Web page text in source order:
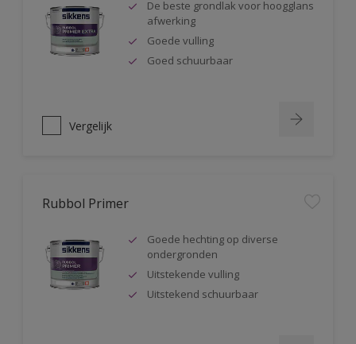
De beste grondlak voor hoogglans
afwerking
Goede vulling
Goed schuurbaar
Vergelijk
Rubbol Primer
Goede hechting op diverse
ondergronden
Uitstekende vulling
Uitstekend schuurbaar